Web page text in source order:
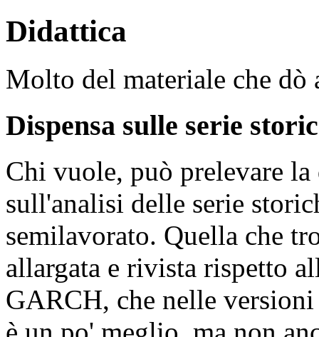
Didattica
Molto del materiale che
Dispensa sulle serie
Chi vuole, può prelevare la
sull'analisi delle serie
semilavorato. Quella che
allargata e rivista rispetto
GARCH, che nelle versioni